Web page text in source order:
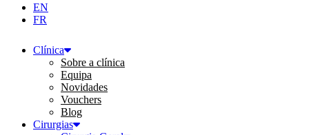
EN
FR
Clínica
Sobre a clínica
Equipa
Novidades
Vouchers
Blog
Cirurgias